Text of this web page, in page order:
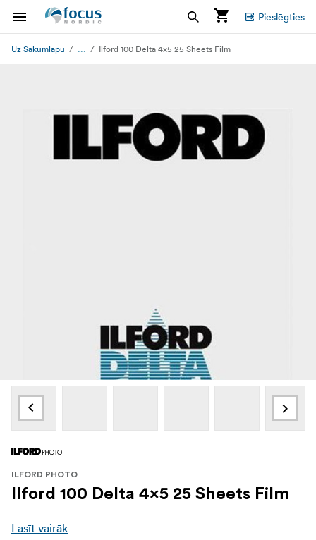
Pieslēgties
Uz Sākumlapu ... Ilford 100 Delta 4x5 25 Sheets Film
ILFORD PHOTO
Ilford 100 Delta 4x5 25 Sheets Film
Lasīt vairāk